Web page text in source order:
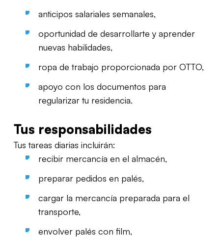
anticipos salariales semanales,
oportunidad de desarrollarte y aprender
nuevas habilidades,
ropa de trabajo proporcionada por OTTO,
apoyo con los documentos para
regularizar tu residencia.
Tus responsabilidades
Tus tareas diarias incluirán:
recibir mercancía en el almacén,
preparar pedidos en palés,
cargar la mercancía preparada para el
transporte,
envolver palés con film,